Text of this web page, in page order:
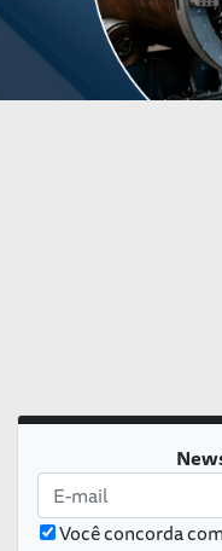
Você concorda